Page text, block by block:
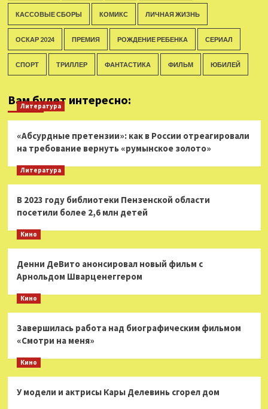
КАССОВЫЕ СБОРЫ КОМИКС ЛИЧНАЯ ЖИЗНЬ
ОСКАР 2024 ПРЕМИЯ РОЖДЕНИЕ РЕБЕНКА СЕРИАЛ
СПОРТ ТРИЛЛЕР ФАНТАСТИКА ФИЛЬМ ЮБИЛЕЙ
Вам будет интересно:
Литература
«Абсурдные претензии»: как в России отреагировали
на требование вернуть «румынское золото»
Литература
В 2023 году библиотеки Пензенской области
посетили более 2,6 млн детей
Кино
Денни ДеВито анонсировал новый фильм с
Арнольдом Шварценеггером
Кино
Завершилась работа над биографическим фильмом
«Смотри на меня»
Кино
У модели и актрисы Кары Делевинь сгорел дом